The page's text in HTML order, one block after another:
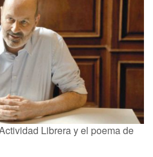
Librera y el poema de